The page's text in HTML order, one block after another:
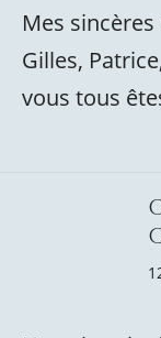
Mes
Gilles,
vous tous